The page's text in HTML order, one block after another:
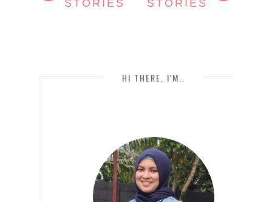
STORIES STORIES
HI THERE, I'M..